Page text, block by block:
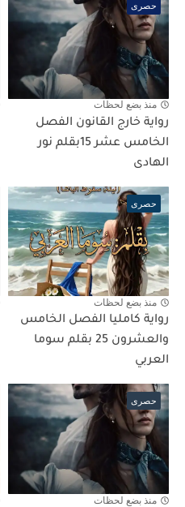
حصرى
منذ بضع لحظات
رواية خارج القانون الفصل
الخامس عشر 15بقلم نور
الهادى
حصرى
منذ بضع لحظات
رواية كامليا الفصل الخامس
والعشرون 25 بقلم سوما
العربي
حصرى
منذ بضع لحظات